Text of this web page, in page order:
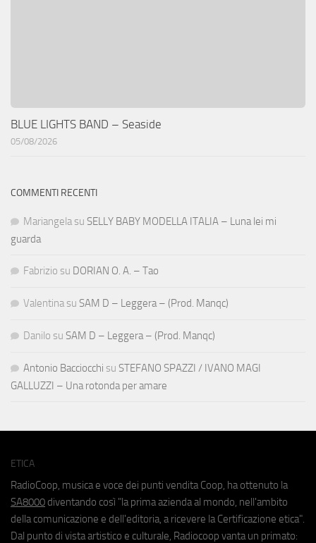
BLUE LIGHTS BAND – Seaside
05/08/2026
COMMENTI RECENTI
Mariangela su SELLY BABY MODELLA ITALIA – Luna lei mi
guarda
Fabrizio su DORIAN O. A. – Tao
Valentina su SAM D – Leggera – (Prod. Manqc)
Danilo su SAM D – Leggera – (Prod. Manqc)
Antonio Bacciocchi su STEFANO SPAZZI / IVANO MAGI
GALLUZZI – Una rotonda per amare
ETICA
RadioCoop, musica e voce dei punti vendita Coop, ha ottenuto la
SA8000 diventando così "la prima azienda al mondo, nell'ambito
della comunicazione e dell'editoria, a ricevere la Certificazione etica".
Dal punto di vista artistico e culturale, Radiocoop vanta un primato: